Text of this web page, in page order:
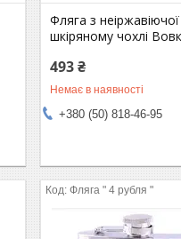
Фляга з неіржавіючої
шкіряному чохлі
493 ₴
Немає в наявності
+380 (50) 818-46-95
Фляга " 4 рубля "